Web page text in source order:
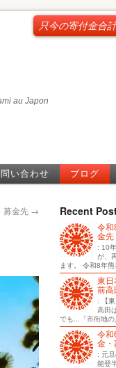
au Japon
只今の寄付金合
い合わせ ブログ
募金先 → Recent
令和
金先
: 10
が、
ます。 令和8年熊
東日
前高
: 【
高田
でも...「市街地の
令和
金・
: 元
能登